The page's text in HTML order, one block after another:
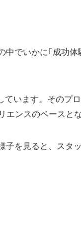
でいかに｢成功
います。そのプ
ンスのベースと
を見ると、スタ